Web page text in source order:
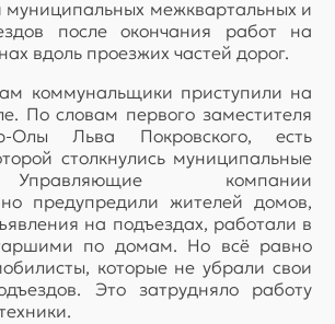
муниципальных межквартальных и
после окончания работ на
вдоль проезжих частей дорог.
коммунальщики приступили на
По словам первого заместителя
Олы Льва Покровского, есть
столкнулись муниципальные
компании
предупредили жителей домов,
на подъездах, работали в
по домам. Но всё равно
которые не убрали свои
Это затрудняло работу